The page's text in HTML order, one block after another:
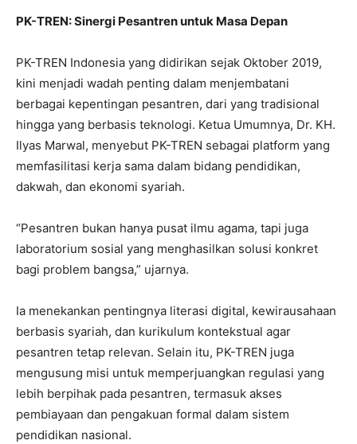
PK-TREN: Sinergi Pesantren untuk Masa Depan
PK-TREN Indonesia yang didirikan sejak Oktober 2019,
kini menjadi wadah penting dalam menjembatani
berbagai kepentingan pesantren, dari yang tradisional
hingga yang berbasis teknologi. Ketua Umumnya, Dr. KH.
Ilyas Marwal, menyebut PK-TREN sebagai platform yang
memfasilitasi kerja sama dalam bidang pendidikan,
dakwah, dan ekonomi syariah.
“Pesantren bukan hanya pusat ilmu agama, tapi juga
laboratorium sosial yang menghasilkan solusi konkret
bagi problem bangsa,” ujarnya.
Ia menekankan pentingnya literasi digital, kewirausahaan
berbasis syariah, dan kurikulum kontekstual agar
pesantren tetap relevan. Selain itu, PK-TREN juga
mengusung misi untuk memperjuangkan regulasi yang
lebih berpihak pada pesantren, termasuk akses
pembiayaan dan pengakuan formal dalam sistem
pendidikan nasional.